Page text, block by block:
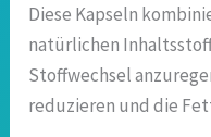
Diese Kapseln
natürlichen
Stoffwechsel
reduzieren und die